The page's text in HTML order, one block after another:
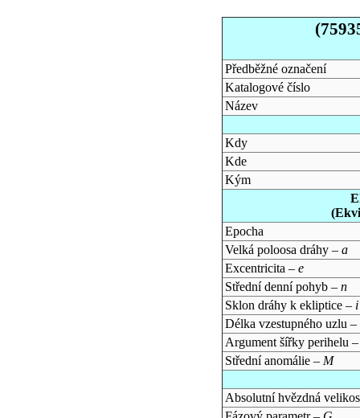
Předběžné označení
Katalogové číslo
Název
Kdy
Kde
Kým
Epocha
Velká poloosa dráhy – a
Excentricita – e
Střední denní pohyb – n
Sklon dráhy k ekliptice – i
Délka vzestupného uzlu –
Argument šířky perihelu
Střední anomálie – M
Absolutní hvězdná